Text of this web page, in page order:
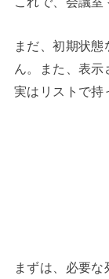
まだ、初期状
ん。また、表
実はリストで持
まずは、必要な